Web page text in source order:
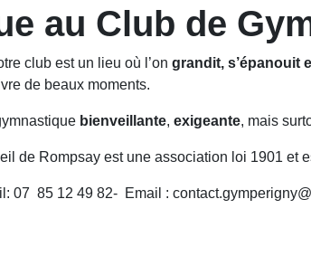
au Club de
club est un lieu où l’on grandit, s’épanouit
de beaux moments.
bienveillante, exigeante, mais
de Rompsay est une association loi 1901 et
07 85 12 49 82- Email :